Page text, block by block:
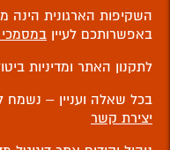
השקיפות הארגונית הינה
באפשרותכם לעיין
לתקנון האתר ומדיניות
בכל שאלה ועניין – נשמח
יצירת קשר